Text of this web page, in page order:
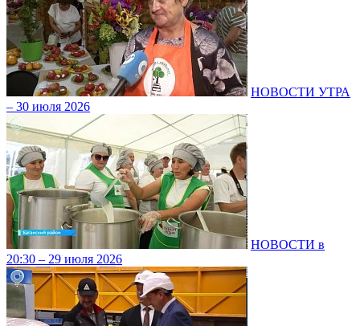
НОВОСТИ УТРА
– 30 июля 2026
НОВОСТИ в
20:30 – 29 июля 2026